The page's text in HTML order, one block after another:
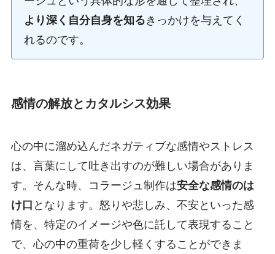
より深く自分自身を知るきっかけを与えてく
れるのです。
感情の解放とカタルシス効果
心の中に溜め込んだネガティブな感情やストレス
は、言葉にして吐き出すのが難しい場合がありま
す。そんな時、コラージュ制作は安全な感情のは
け口 となります。怒りや悲しみ、不安といった感
情を、特定のイメージや色に託して表現すること
で、心の中の重荷を少し軽くすることができま